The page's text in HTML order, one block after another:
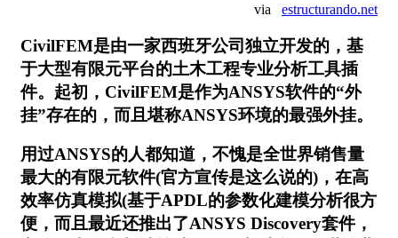
via estructurando.net
CivilFEM是由一家西班牙公司独立开发的，基
于大型有限元平台的土木工程专业分析工具插
件。起初，CivilFEM是作为ANSYS软件的“外
挂”存在的，而且堪称ANSYS环境的最强外挂。
用过ANSYS的人都知道，不愧是全世界销售量
最大的有限元软件(官方宣传是这么说的)，在高
效率仿真模拟(基于APDL的参数化建模分析很方
便，而且最近还推出了ANSYS Discovery套件，